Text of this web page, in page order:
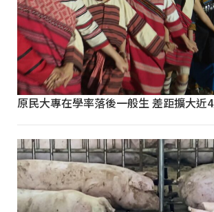
原民大專在學率落後一般生 差距擴大近